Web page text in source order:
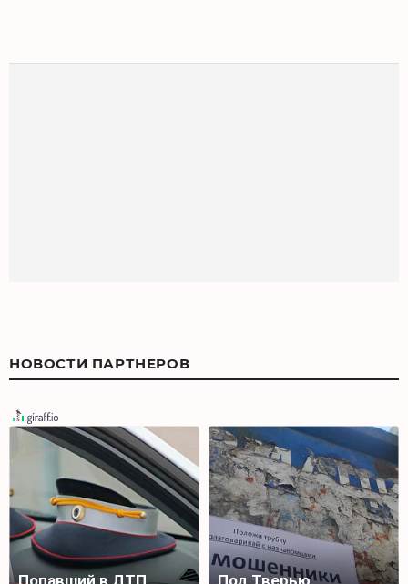
НОВОСТИ ПАРТНЕРОВ